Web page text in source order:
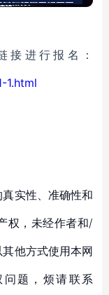
接进行报名：
1.html
实性、准确性和
权，未经作者和/
他方式使用本网
题，烦请联系